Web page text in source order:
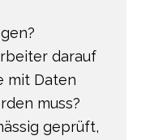
darauf
mit Daten
muss?
geprüft,